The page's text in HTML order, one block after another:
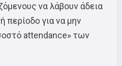
να λάβουν άδεια
περίοδο για να μην
attendance» των